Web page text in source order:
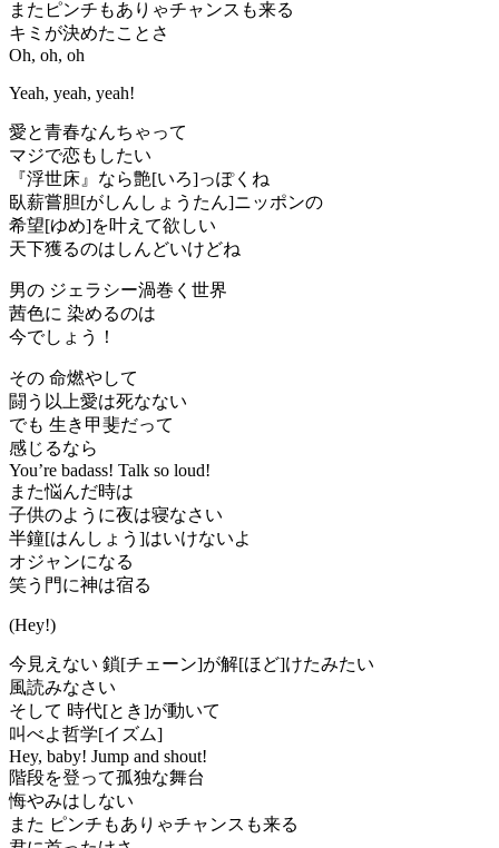
またピンチもありゃチャンスも来る
キミが決めたことさ
Oh, oh, oh
Yeah, yeah, yeah!
愛と青春なんちゃって
マジで恋もしたい
『浮世床』なら艶[いろ]っぽくね
臥薪嘗胆[がしんしょうたん]ニッポンの
希望[ゆめ]を叶えて欲しい
天下獲るのはしんどいけどね
男の ジェラシー渦巻く世界
茜色に 染めるのは
今でしょう！
その 命燃やして
闘う以上愛は死なない
でも 生き甲斐だって
感じるなら
You’re badass! Talk so loud!
また悩んだ時は
子供のように夜は寝なさい
半鐘[はんしょう]はいけないよ
オジャンになる
笑う門に神は宿る
(Hey!)
今見えない 鎖[チェーン]が解[ほど]けたみたい
風読みなさい
そして 時代[とき]が動いて
叫べよ哲学[イズム]
Hey, baby! Jump and shout!
階段を登って孤独な舞台
悔やみはしない
また ピンチもありゃチャンスも来る